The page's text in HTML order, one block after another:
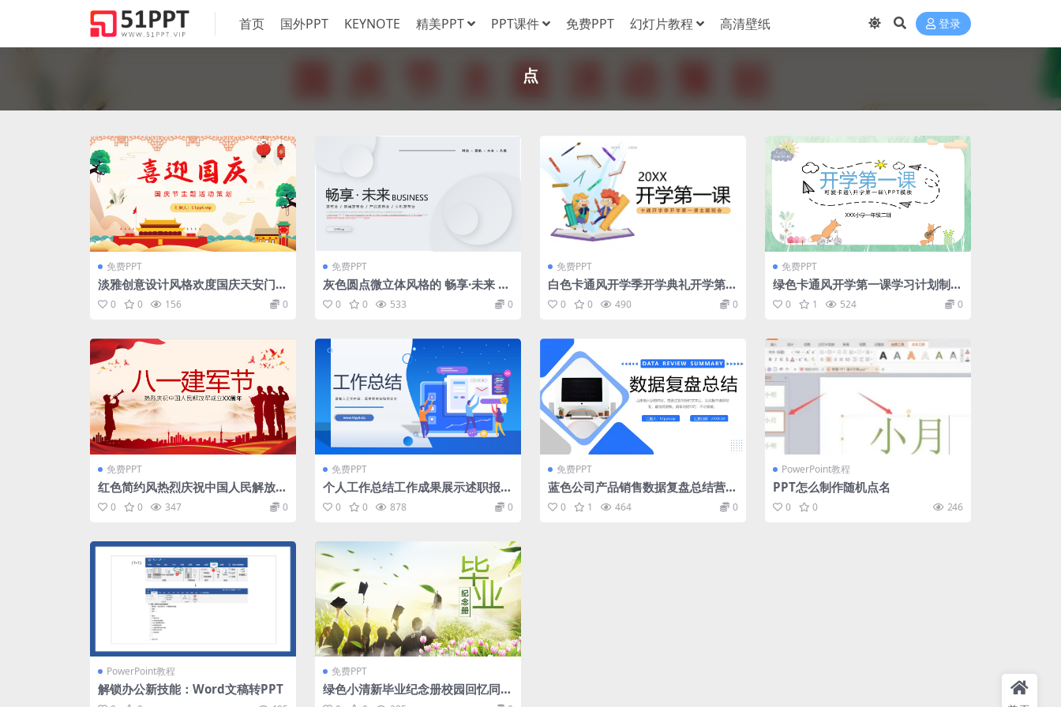
首页 国外PPT KEYNOTE 精美PPT PPT课件 免费PPT 幻灯片教程 高清壁纸 登录
点
免费PPT
淡雅创意设计风格欢度国庆天安门盛
宴国庆节主题活动宣传节日介绍PPT
模板
0 0 156 0
免费PPT
灰色圆点微立体风格的 畅享·未来 产
品发布会PPT模板
0 0 533 0
免费PPT
白色卡通风开学季开学典礼开学第一
课主题班会PPT模板
0 0 490 0
免费PPT
绿色卡通风开学第一课学习计划制定
兼注意事项PPT模板
0 1 524 0
免费PPT
红色简约风热烈庆祝中国人民解放军
成立周年八一建军节PPT模板
0 0 347 0
免费PPT
个人工作总结工作成果展示述职报告
公司岗位竞聘申请PPT模板
0 0 878 0
免费PPT
蓝色公司产品销售数据复盘总结营销
策略分析PPT模板
0 1 464 0
PowerPoint教程
PPT怎么制作随机点名
0 0 246
PowerPoint教程
解锁办公新技能：Word文稿转PPT
免费PPT
绿色小清新毕业纪念册校园回忆同学
合照PPT模板